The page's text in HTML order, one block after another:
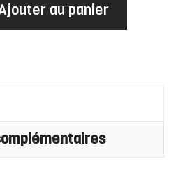
au panier